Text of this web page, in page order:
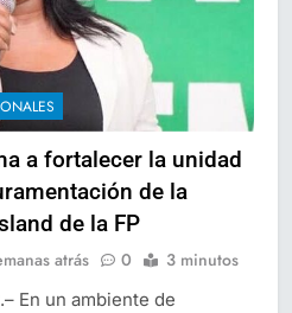
a fortalecer la unidad
de la
de la FP
atrás 0 3 minutos
En un ambiente de